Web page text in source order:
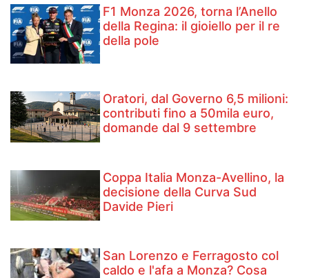
F1 Monza 2026, torna l’Anello
della Regina: il gioiello per il re
della pole
Oratori, dal Governo 6,5 milioni:
contributi fino a 50mila euro,
domande dal 9 settembre
Coppa Italia Monza-Avellino, la
decisione della Curva Sud
Davide Pieri
San Lorenzo e Ferragosto col
caldo e l'afa a Monza? Cosa